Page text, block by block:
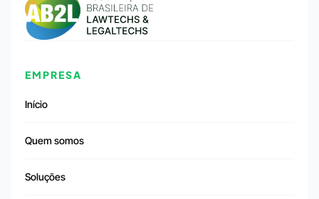
EMPRESA
Início
Quem somos
Soluções